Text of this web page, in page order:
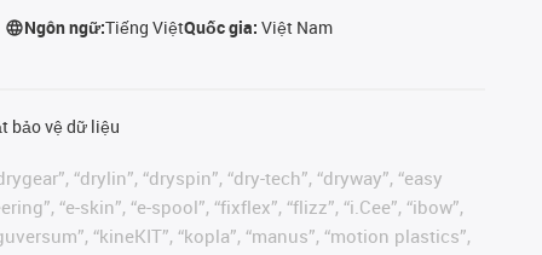
Ngôn ngữ:Tiếng ViệtQuốc gia:Việt Nam
bảo vệ dữ liệu
“drylin”, “dryspin”, “dry-tech”, “dryway”, “easy
“e-skin”, “e-spool”, “fixflex”, “flizz”, “i.Cee”, “ibow”,
“kineKIT”, “kopla”, “manus”, “motion plastics”,